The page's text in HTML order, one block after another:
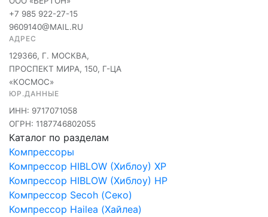
+7 985 922-27-15
9609140@MAIL.RU
АДРЕС
129366, Г. МОСКВА,
ПРОСПЕКТ МИРА, 150, Г-ЦА
«КОСМОС»
ЮР.ДАННЫЕ
ИНН: 9717071058
ОГРН: 1187746802055
Каталог по разделам
Компрессоры
Компрессор HIBLOW (Хиблоу) XP
Компрессор HIBLOW (Хиблоу) HP
Компрессор Secoh (Секо)
Компрессор Hailea (Хайлеа)